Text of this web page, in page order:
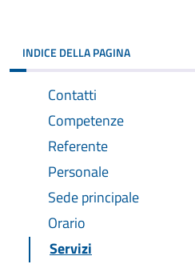
INDICE DELLA PAGINA
Contatti
Competenze
Referente
Personale
Sede principale
Orario
Servizi